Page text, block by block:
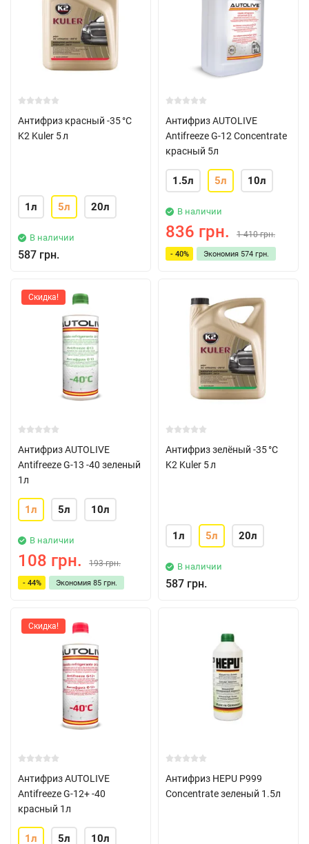
Антифриз красный -35 °C
K2 Kuler 5 л
1л 5л 20л
В наличии
587 грн.
Антифриз AUTOLIVE
Antifreeze G-12 Concentrate
красный 5л
1.5л 5л 10л
В наличии
836 грн. 1 410 грн.
- 40% Экономия 574 грн.
Скидка!
Антифриз AUTOLIVE
Antifreeze G-13 -40 зеленый
1л
1л 5л 10л
В наличии
108 грн. 193 грн.
- 44% Экономия 85 грн.
Антифриз зелёный -35 °C
K2 Kuler 5 л
1л 5л 20л
В наличии
587 грн.
Скидка!
Антифриз AUTOLIVE
Antifreeze G-12+ -40
красный 1л
1л 5л 10л
Антифриз HEPU P999
Concentrate зеленый 1.5л